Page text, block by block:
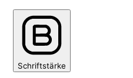
Schriftstärke